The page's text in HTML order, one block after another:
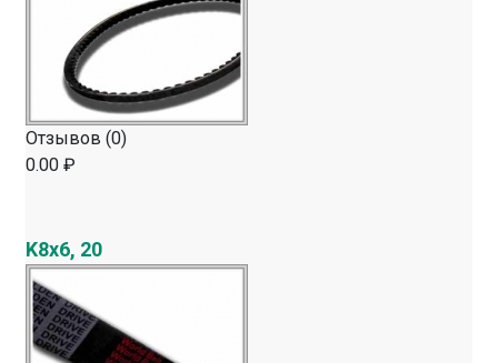
Отзывов (0)
0.00 ₽
K8х6, 20